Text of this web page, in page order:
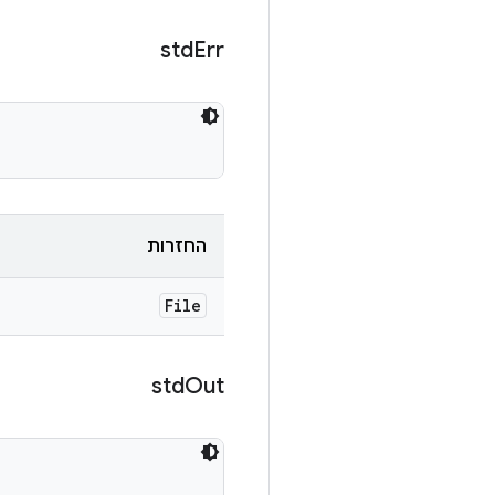
stdErr
החזרות
File
stdOut